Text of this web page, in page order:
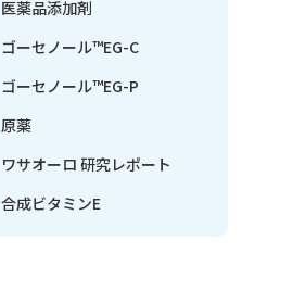
医薬品添加剤
ゴーセノール™EG-C
ゴーセノール™EG-P
原薬
ワサオーロ 研究レポート
合成ビタミンE